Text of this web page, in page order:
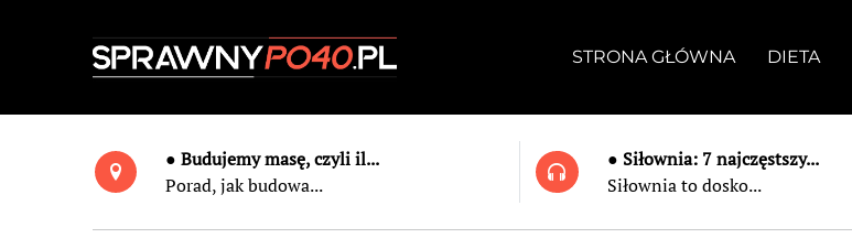
STRONA GŁÓWNA DIETA
● Budujemy masę, czyli il...
Porad, jak budowa...
● Siłownia: 7 najczęstszy...
Siłownia to dosko...